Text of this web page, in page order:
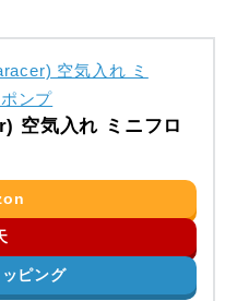
空気入れ ミニフロ
ピング